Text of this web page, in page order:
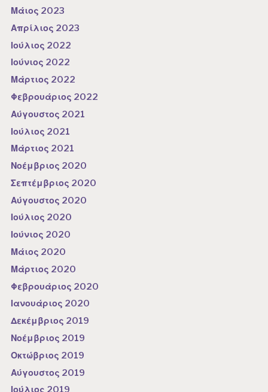
Μάιος 2023
Απρίλιος 2023
Ιούλιος 2022
Ιούνιος 2022
Μάρτιος 2022
Φεβρουάριος 2022
Αύγουστος 2021
Ιούλιος 2021
Μάρτιος 2021
Νοέμβριος 2020
Σεπτέμβριος 2020
Αύγουστος 2020
Ιούλιος 2020
Ιούνιος 2020
Μάιος 2020
Μάρτιος 2020
Φεβρουάριος 2020
Ιανουάριος 2020
Δεκέμβριος 2019
Νοέμβριος 2019
Οκτώβριος 2019
Αύγουστος 2019
Ιούλιος 2019